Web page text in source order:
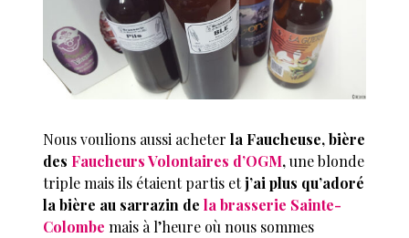
Nous voulions aussi acheter la Faucheuse, bière
des Faucheurs Volontaires d’OGM,une blonde
triple mais ils étaient partis etj’ai plus qu’adoré
la bière au sarrazin dela brasserie Sainte-
Colombe mais à l’heure où nous sommes